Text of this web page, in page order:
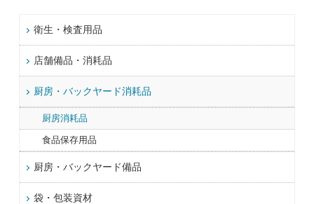
衛生・検査用品
店舗備品・消耗品
厨房・バックヤード消耗品
厨房消耗品
食品保存用品
厨房・バックヤード備品
袋・包装資材